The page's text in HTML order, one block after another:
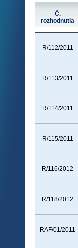
Č.
rozhodnutia
R/112/2011
R/113/2011
R/114/2011
R/115/2011
R/116/2012
R/118/2012
RAF/01/2011